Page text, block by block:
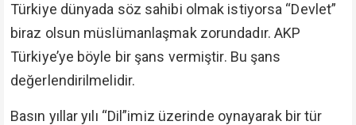
Türkiye dünyada söz sahibi olmak istiyorsa “Devlet”
biraz olsun müslümanlaşmak zorundadır. AKP
Türkiye’ye böyle bir şans vermiştir. Bu şans
değerlendirilmelidir.
Basın yıllar yılı “Dil”imiz üzerinde oynayarak bir tür